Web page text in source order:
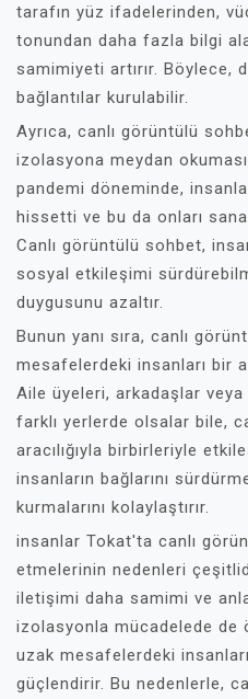
tarafın yüz ifadelerinden,
tonundan daha fazla bilgi
samimiyeti artırır. Böylece,
bağlantılar kurulabilir.
Ayrıca, canlı görüntülü
izolasyona meydan
pandemi döneminde,
hissetti ve bu da onları
Canlı görüntülü sohbet,
sosyal etkileşimi
duygusunu azaltır.
Bunun yanı sıra, canlı
mesafelerdeki insanları bir
Aile üyeleri, arkadaşlar
farklı yerlerde olsalar bile,
aracılığıyla birbirleriyle
insanların bağlarını
kurmalarını kolaylaştırır.
insanlar Tokat'ta canlı
etmelerinin nedenleri
iletişimi daha samimi ve
izolasyonla mücadelede de
uzak mesafelerdeki
güçlendirir. Bu nedenlerle,